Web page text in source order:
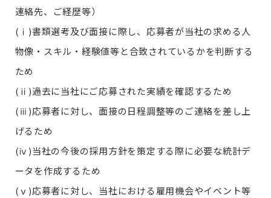
連絡先、ご経歴等）
(ⅰ)書類選考及び面接に際し、応募者が当社の求める人
物像・スキル・経験値等と合致されているかを判断する
ため
(ⅱ)過去に当社にご応募された実績を確認するため
(ⅲ)応募者に対し、面接の日程調整等のご連絡を差し上
げるため
(ⅳ)当社の今後の採用方針を策定する際に必要な統計デ
ータを作成するため
(ⅴ)応募者に対し、当社における雇用機会やイベント等